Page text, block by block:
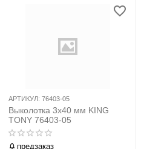
АРТИКУЛ: 76403-05
Выколотка 3х40 мм KING
TONY 76403-05
предзаказ